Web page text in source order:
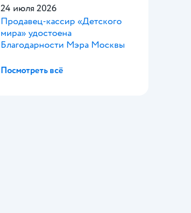
24 июля 2026
Продавец-кассир «Детского
мира» удостоена
Благодарности Мэра Москвы
Посмотреть всё